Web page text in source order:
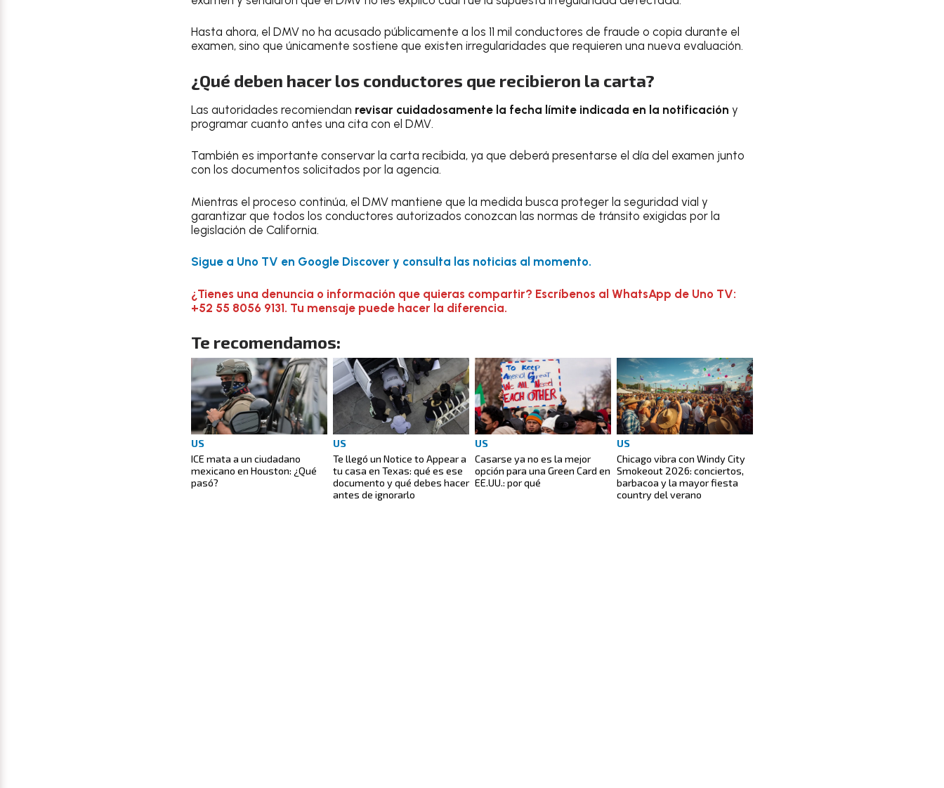
Hasta ahora, el DMV no ha acusado públicamente a los 11 mil conductores de fraude o copia durante el
examen, sino que únicamente sostiene que existen irregularidades que requieren una nueva evaluación.
¿Qué deben hacer los conductores que recibieron la carta?
Las autoridades recomiendan revisar cuidadosamente la fecha límite indicada en la notificación y
programar cuanto antes una cita con el DMV.
También es importante conservar la carta recibida, ya que deberá presentarse el día del examen junto
con los documentos solicitados por la agencia.
Mientras el proceso continúa, el DMV mantiene que la medida busca proteger la seguridad vial y
garantizar que todos los conductores autorizados conozcan las normas de tránsito exigidas por la
legislación de California.
Sigue a Uno TV en Google Discover y consulta las noticias al momento.
¿Tienes una denuncia o información que quieras compartir? Escríbenos al WhatsApp de Uno TV:
+52 55 8056 9131. Tu mensaje puede hacer la diferencia.
Te recomendamos:
US
ICE mata a un ciudadano
mexicano en Houston: ¿Qué
pasó?
US
Te llegó un Notice to Appear a
tu casa en Texas: qué es ese
documento y qué debes hacer
antes de ignorarlo
US
Casarse ya no es la mejor
opción para una Green Card en
EE.UU.: por qué
US
Chicago vibra con Windy City
Smokeout 2026: conciertos,
barbacoa y la mayor fiesta
country del verano